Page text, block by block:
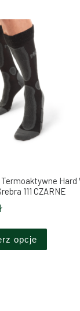
Opcje można
Hard
111 CZARNE
opcje
Ten